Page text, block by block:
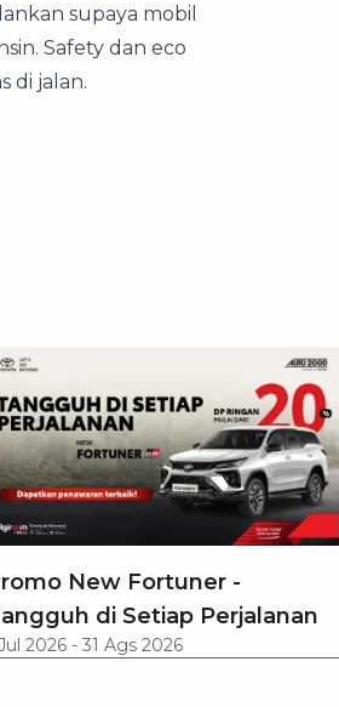
supaya mobil
Safety dan eco
di jalan.
New Fortuner -
di Setiap Perjalanan
2026 - 31 Ags 2026